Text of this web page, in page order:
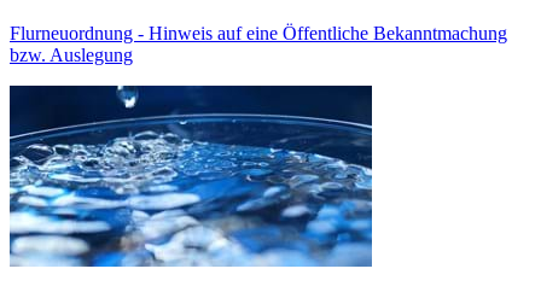
Flurneuordnung - Hinweis auf eine Öffentliche Bekanntmachung
bzw. Auslegung